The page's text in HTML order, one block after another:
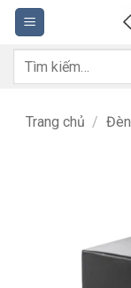
Bỏ
qua
nội
dung
Tìm
Trang chủ /